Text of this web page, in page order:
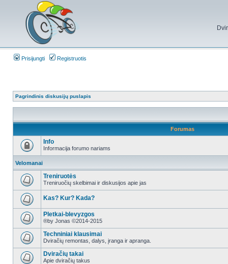
Prisijungti Registruotis
Pagrindinis diskusijų puslapis
Forumas
Info
Informacija forumo nariams
Velomanai
Treniruotės
Treniruočių skelbimai ir diskusijos apie jas
Kas? Kur? Kada?
Pletkai-blevyzgos
®by Jonas ©2014-2015
Techniniai klausimai
Dviračių remontas, dalys, įranga ir apranga.
Dviračių takai
Apie dviračių takus